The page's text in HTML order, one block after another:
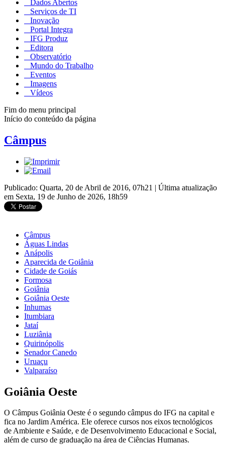
Dados Abertos
Serviços de TI
Inovação
Portal Integra
IFG Produz
Editora
Observatório
Mundo do Trabalho
Eventos
Imagens
Vídeos
Fim do menu principal
Início do conteúdo da página
Câmpus
Publicado: Quarta, 20 de Abril de 2016, 07h21 | Última atualização
em Sexta, 19 de Junho de 2026, 18h59
Câmpus
Águas Lindas
Anápolis
Aparecida de Goiânia
Cidade de Goiás
Formosa
Goiânia
Goiânia Oeste
Inhumas
Itumbiara
Jataí
Luziânia
Quirinópolis
Senador Canedo
Uruaçu
Valparaíso
Goiânia Oeste
O Câmpus Goiânia Oeste é o segundo câmpus do IFG na capital e
fica no Jardim América. Ele oferece cursos nos eixos tecnológicos
de Ambiente e Saúde, e de Desenvolvimento Educacional e Social,
além de curso de graduação na área de Ciências Humanas.